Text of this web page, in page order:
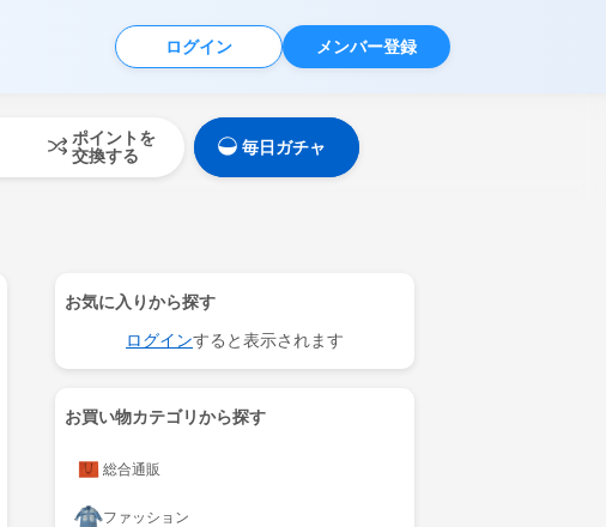
ログイン メンバー登録
ポイントを
交換する
毎日ガチャ
お気に入りから探す
ログインすると表示されます
お買い物カテゴリから探す
総合通販
ファッション